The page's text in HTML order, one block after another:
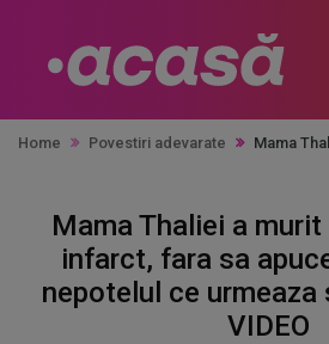
Home Povestiri adevarate Mama
Mama Thaliei a murit
infarct, fara sa
nepotelul ce urmeaza
VIDEO